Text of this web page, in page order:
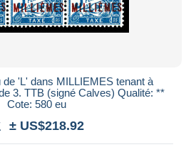
de 'L' dans MILLIEMES tenant à
3. TTB (signé Calves) Qualité: **
Cote: 580 eu
± US$218.92